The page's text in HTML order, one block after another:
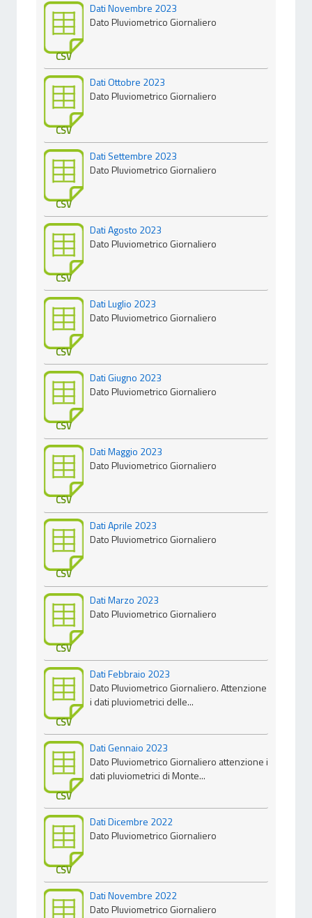
CSV
Dati Novembre 2023
Dato Pluviometrico Giornaliero
CSV
Dati Ottobre 2023
Dato Pluviometrico Giornaliero
CSV
Dati Settembre 2023
Dato Pluviometrico Giornaliero
CSV
Dati Agosto 2023
Dato Pluviometrico Giornaliero
CSV
Dati Luglio 2023
Dato Pluviometrico Giornaliero
CSV
Dati Giugno 2023
Dato Pluviometrico Giornaliero
CSV
Dati Maggio 2023
Dato Pluviometrico Giornaliero
CSV
Dati Aprile 2023
Dato Pluviometrico Giornaliero
CSV
Dati Marzo 2023
Dato Pluviometrico Giornaliero
CSV
Dati Febbraio 2023
Dato Pluviometrico Giornaliero. Attenzione
i dati pluviometrici delle...
CSV
Dati Gennaio 2023
Dato Pluviometrico Giornaliero attenzione i
dati pluviometrici di Monte...
CSV
Dati Dicembre 2022
Dato Pluviometrico Giornaliero
Dati Novembre 2022
Dato Pluviometrico Giornaliero